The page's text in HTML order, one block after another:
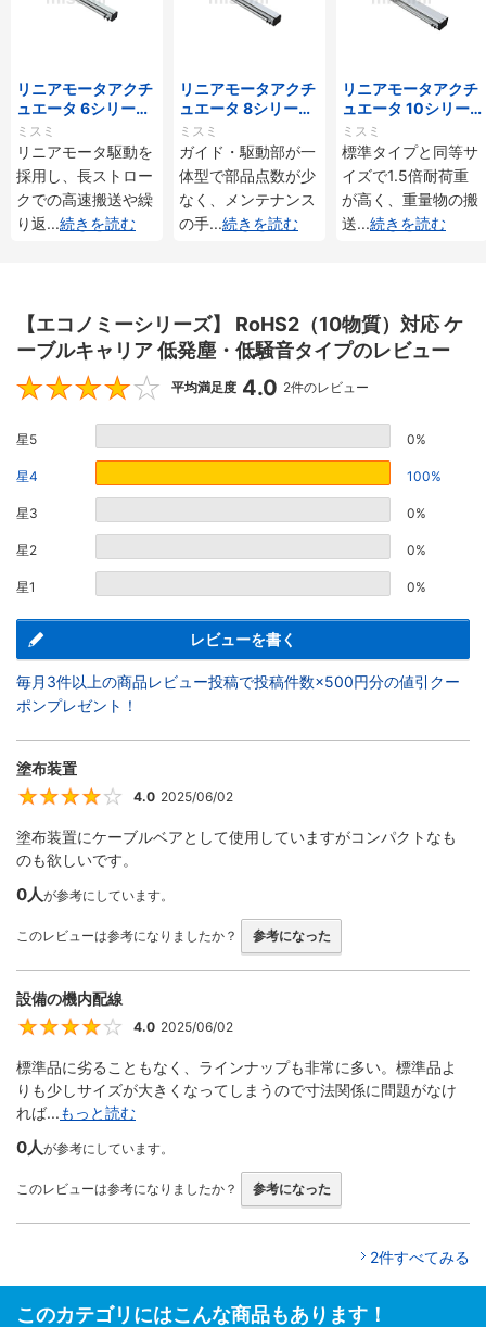
リニアモータアクチ
ュエータ 6シリーズ
標準タイプ インクリ
メンタル・アブソリ
ュート仕様
ミスミ
リニアモータ駆動を
採用し、長ストロー
クでの高速搬送や繰
り返...続きを読む
リニアモータアクチ
ュエータ 8シリーズ
標準タイプ インクリ
メンタル・アブソリ
ュート仕様
ミスミ
ガイド・駆動部が一
体型で部品点数が少
なく、メンテナンス
の手...続きを読む
リニアモータアクチ
ュエータ 10シリー
ズ 標準タイプ 重荷
重 インクリメンタ
ル・アブソリュート
仕様
ミスミ
標準タイプと同等サ
イズで1.5倍耐荷重
が高く、重量物の搬
送...続きを読む
【エコノミーシリーズ】 RoHS2（10物質）対応 ケ
ーブルキャリア 低発塵・低騒音タイプのレビュー
4
平均満足度 4.0 2件のレビュー
星5 0%
星4 100%
星3 0%
星2 0%
星1 0%
レビューを書く
毎月3件以上の商品レビュー投稿で投稿件数×500円分の値引クー
ポンプレゼント！
塗布装置
4
4.0 2025/06/02
塗布装置にケーブルベアとして使用していますがコンパクトなも
のも欲しいです。
0人が参考にしています。
このレビューは参考になりましたか？ 参考になった
設備の機内配線
4
4.0 2025/06/02
標準品に劣ることもなく、ラインナップも非常に多い。標準品よ
りも少しサイズが大きくなってしまうので寸法関係に問題がなけ
れば...もっと読む
0人が参考にしています。
このレビューは参考になりましたか？ 参考になった
2件すべてみる
このカテゴリにはこんな商品もあります！